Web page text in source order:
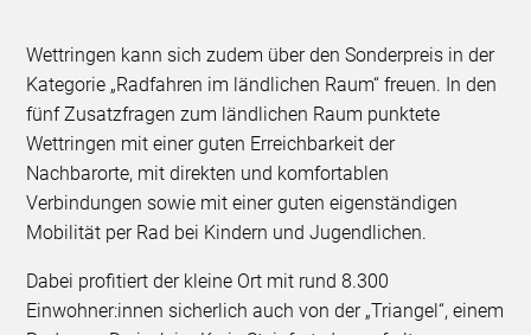
Wettringen kann sich zudem über den Sonderpreis in der
Kategorie „Radfahren im ländlichen Raum“ freuen. In den
fünf Zusatzfragen zum ländlichen Raum punktete
Wettringen mit einer guten Erreichbarkeit der
Nachbarorte, mit direkten und komfortablen
Verbindungen sowie mit einer guten eigenständigen
Mobilität per Rad bei Kindern und Jugendlichen.
Dabei profitiert der kleine Ort mit rund 8.300
Einwohner:innen sicherlich auch von der „Triangel“, einem